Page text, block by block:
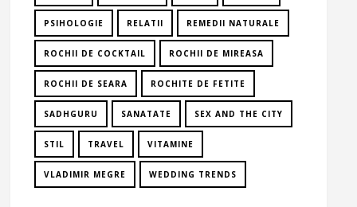
PSIHOLOGIE RELATII REMEDII NATURALE
ROCHII DE COCKTAIL ROCHII DE MIREASA
ROCHII DE SEARA ROCHITE DE FETITE
SADHGURU SANATATE SEX AND THE CITY
STIL TRAVEL VITAMINE
VLADIMIR MEGRE WEDDING TRENDS